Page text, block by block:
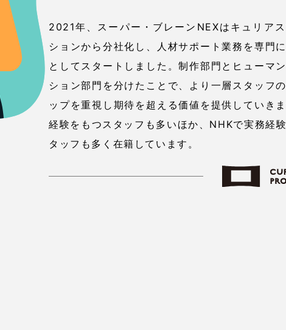
2021年、スーパー・ブレーンNEXはキュリア
ションから分社化し、人材サポート業務を専門
としてスタートしました。制作部門とヒューマ
ション部門を分けたことで、より一層スタッフ
ップを重視し期待を超える価値を提供していき
経験をもつスタッフも多いほか、NHKで実務経
タッフも多く在籍しています。